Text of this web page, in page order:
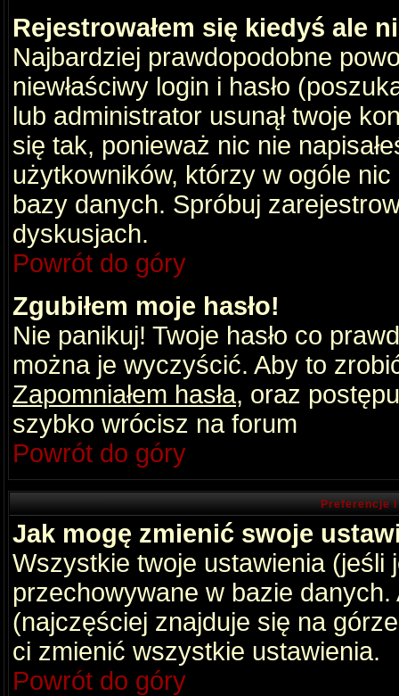
Rejestrowałem się kiedyś ale
Najbardziej prawdopodobne
niewłaściwy login i hasło
lub administrator usunął twoje
się tak, ponieważ nic nie
użytkowników, którzy w ogóle
bazy danych. Spróbuj
dyskusjach.
Powrót do góry
Zgubiłem moje hasło!
Nie panikuj! Twoje hasło co
można je wyczyścić. Aby to
Zapomniałem hasła, oraz
szybko wrócisz na forum
Powrót do góry
Preferencje
Jak mogę zmienić swoje
Wszystkie twoje ustawienia (jeśli
przechowywane w bazie
(najczęściej znajduje się na
ci zmienić wszystkie ustawienia.
Powrót do góry